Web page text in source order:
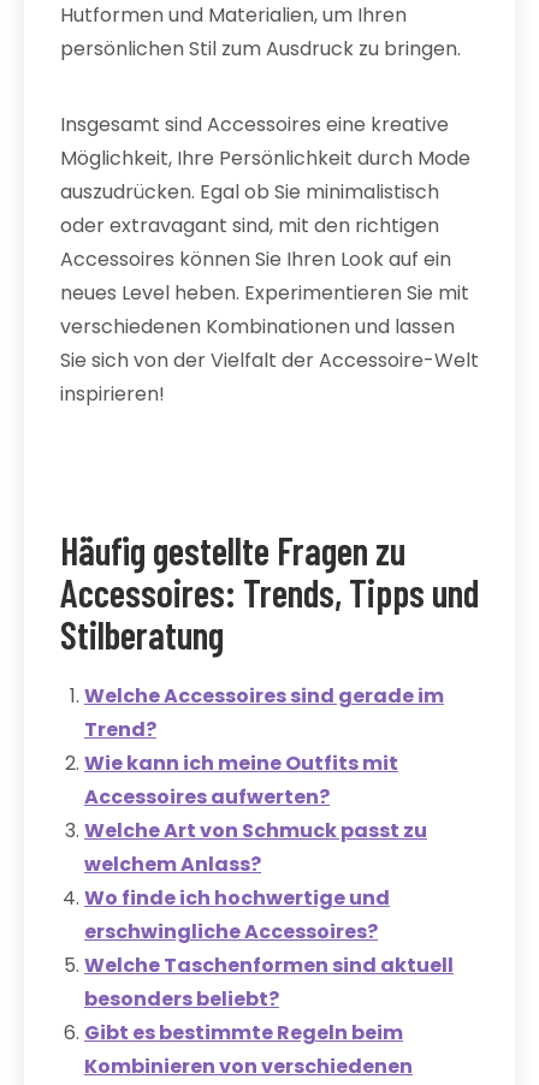
Hutformen und Materialien, um Ihren
persönlichen Stil zum Ausdruck zu bringen.
Insgesamt sind Accessoires eine kreative
Möglichkeit, Ihre Persönlichkeit durch Mode
auszudrücken. Egal ob Sie minimalistisch
oder extravagant sind, mit den richtigen
Accessoires können Sie Ihren Look auf ein
neues Level heben. Experimentieren Sie mit
verschiedenen Kombinationen und lassen
Sie sich von der Vielfalt der Accessoire-Welt
inspirieren!
Häufig gestellte Fragen zu
Accessoires: Trends, Tipps und
Stilberatung
Welche Accessoires sind gerade im
Trend?
Wie kann ich meine Outfits mit
Accessoires aufwerten?
Welche Art von Schmuck passt zu
welchem Anlass?
Wo finde ich hochwertige und
erschwingliche Accessoires?
Welche Taschenformen sind aktuell
besonders beliebt?
Gibt es bestimmte Regeln beim
Kombinieren von verschiedenen